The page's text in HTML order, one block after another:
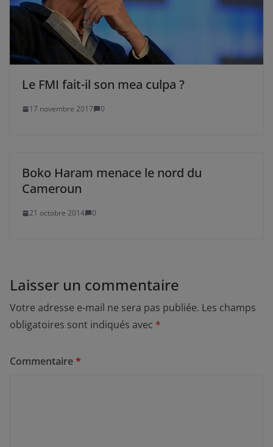
Le FMI fait-il son mea culpa ?
17 novembre 2017 0
Boko Haram menace le nord du
Cameroun
21 octobre 2014 0
Laisser un commentaire
Votre adresse e-mail ne sera pas publiée. Les champs
obligatoires sont indiqués avec *
Commentaire*